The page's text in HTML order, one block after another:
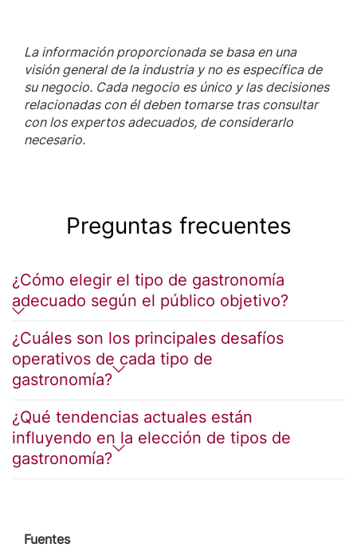
La información proporcionada se basa en una
visión general de la industria y no es específica de
su negocio. Cada negocio es único y las decisiones
relacionadas con él deben tomarse tras consultar
con los expertos adecuados, de considerarlo
necesario.
Preguntas frecuentes
¿Cómo elegir el tipo de gastronomía
adecuado según el público objetivo?
¿Cuáles son los principales desafíos
operativos de cada tipo de
gastronomía?
¿Qué tendencias actuales están
influyendo en la elección de tipos de
gastronomía?
Fuentes